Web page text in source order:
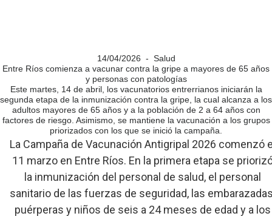
14/04/2026 - Salud
Entre Ríos comienza a vacunar contra la gripe a mayores de 65 años
y personas con patologías
Este martes, 14 de abril, los vacunatorios entrerrianos iniciarán la
segunda etapa de la inmunización contra la gripe, la cual alcanza a los
adultos mayores de 65 años y a la población de 2 a 64 años con
factores de riesgo. Asimismo, se mantiene la vacunación a los grupos
priorizados con los que se inició la campaña.
La Campaña de Vacunación Antigripal 2026 comenzó
11 marzo en Entre Ríos. En la primera etapa se
la inmunización del personal de salud, el personal
sanitario de las fuerzas de seguridad, las
puérperas y niños de seis a 24 meses de edad y a los